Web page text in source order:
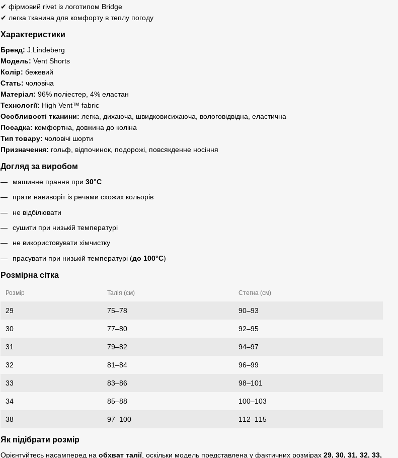
✔ фірмовий rivet із логотипом Bridge
✔ легка тканина для комфорту в теплу погоду
Характеристики
Бренд: J.Lindeberg
Модель: Vent Shorts
Колір: бежевий
Стать: чоловіча
Матеріал: 96% поліестер, 4% еластан
Технології: High Vent™ fabric
Особливості тканини: легка, дихаюча, швидковисихаюча, вологовідвідна, еластична
Посадка: комфортна, довжина до коліна
Тип товару: чоловічі шорти
Призначення: гольф, відпочинок, подорожі, повсякденне носіння
Догляд за виробом
машинне прання при 30°C
прати навиворіт із речами схожих кольорів
не відбілювати
сушити при низькій температурі
не використовувати хімчистку
прасувати при низькій температурі (до 100°C)
Розмірна сітка
Розмір Талія (см) Стегна (см)
29 75–78 90–93
30 77–80 92–95
31 79–82 94–97
32 81–84 96–99
33 83–86 98–101
34 85–88 100–103
38 97–100 112–115
Як підібрати розмір
Орієнтуйтесь насамперед на обхват талії, оскільки модель представлена у фактичних розмірах 29, 30, 31, 32, 33,